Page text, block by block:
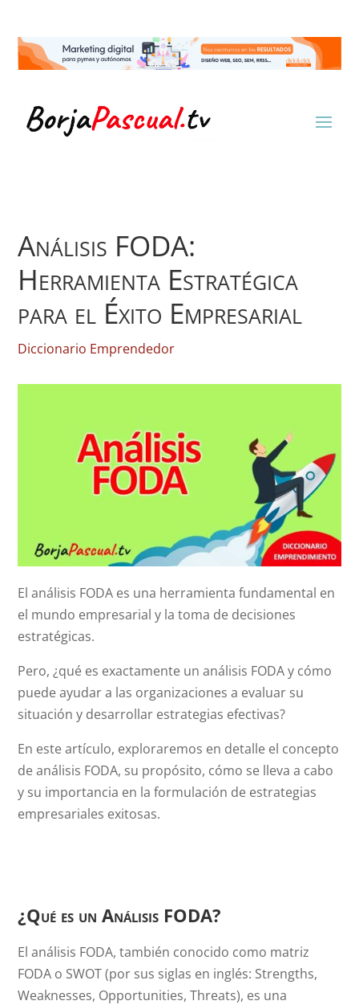
Análisis FODA:
Herramienta Estratégica
para el Éxito Empresarial
Diccionario Emprendedor
El análisis FODA es una herramienta fundamental en
el mundo empresarial y la toma de decisiones
estratégicas.
Pero, ¿qué es exactamente un análisis FODA y cómo
puede ayudar a las organizaciones a evaluar su
situación y desarrollar estrategias efectivas?
En este artículo, exploraremos en detalle el concepto
de análisis FODA, su propósito, cómo se lleva a cabo
y su importancia en la formulación de estrategias
empresariales exitosas.
¿Qué es un Análisis FODA?
El análisis FODA, también conocido como matriz
FODA o SWOT (por sus siglas en inglés: Strengths,
Weaknesses, Opportunities, Threats), es una